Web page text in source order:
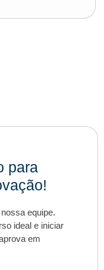
para
equipe.
ideal e iniciar
em